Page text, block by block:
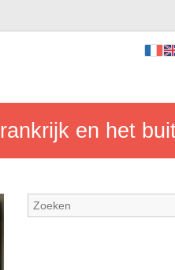
en het